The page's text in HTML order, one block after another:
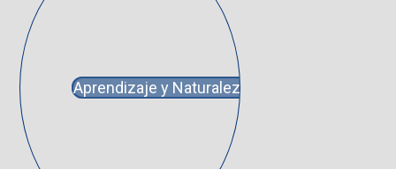
Aprendizaje y Naturaleza